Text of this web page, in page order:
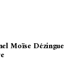
Moïse Dézingue